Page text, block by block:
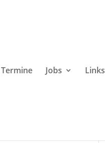
Termine Jobs Links